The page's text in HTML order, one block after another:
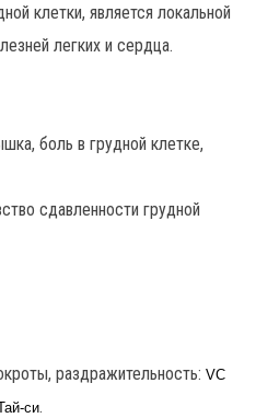
клетки, является локальной
легких и сердца.
боль в грудной клетке,
сдавленности грудной
раздражительность: VC
си.